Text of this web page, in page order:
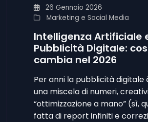
26 Gennaio 2026
Marketing e Social Media
Intelligenza Artificiale
Pubblicità Digitale:
cambia nel 2026
Per anni la pubblicità digitale
una miscela di numeri,
“ottimizzazione a mano” (sì,
fatta di report infiniti e